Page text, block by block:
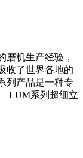
磨机生产经验，
收了世界各地的
列产品是一种专
LUM系列超细立